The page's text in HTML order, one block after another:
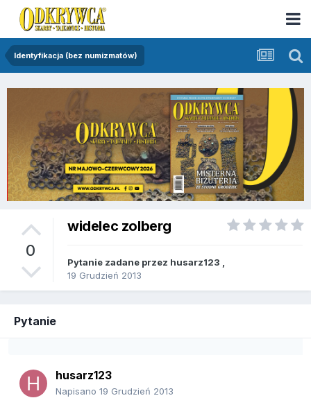
Identyfikacja (bez numizmatów)
0
widelec zolberg
Pytanie zadane przez husarz123
19 Grudzień 2013
Pytanie
husarz123
Napisano 19 Grudzień 2013